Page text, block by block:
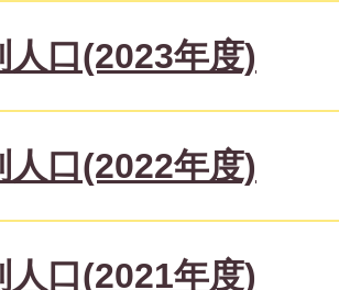
人口(2023年度)
人口(2022年度)
人口(2021年度)